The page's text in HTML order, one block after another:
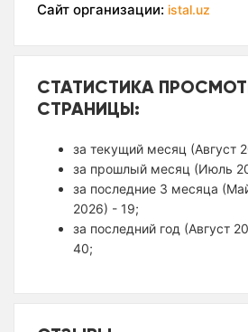
Сайт организации: istal.uz
СТАТИСТИКА
СТРАНИЦЫ:
за текущий месяц (Август
за прошлый месяц (Июль
за последние 3 месяца
2026) - 19;
за последний год (Август
40;